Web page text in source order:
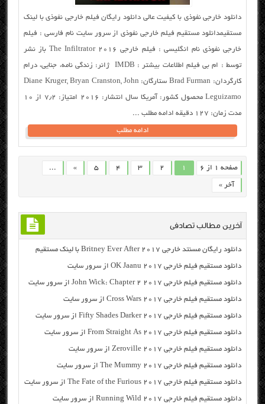
دانلود خارجی نفوذی با کیفیت عالی دانلود رایگان فیلم خارجی نفوذی با لینک
مستقیمدانلود مستقیم فیلم خارجی نفوذی از سرور سایت نام فارسی : فیلم
خارجی نفوذی نام انگلیسی : فیلم خارجی The Infiltrator 2016 باز نشر
توسط : ام بی فیلم اطلاعات بیشتر : IMDB ژانر: زندگی نامه، جنایی، درام
کارگردان: Brad Furman ستارگان: Diane Kruger, Bryan Cranston, John
Leguizamo محصول کشور: آمریکا سال انتشار: ۲۰۱۶ امتیاز: ۷٫۲ از ۱۰
مدت زمان: ۱۲۷ دقیقه ادامه مطلب ...
ادامه مطلب
صفحه 1 از 6 1
2
3
4
5
»
...
آخر »
آخرین مطالب تصادفی
دانلود رایگان مسنتد خارجی Britney Ever After 2017 با لینک مستقیم
دانلود مستقیم فیلم خارجی OK Jaanu 2017 از سرور سایت
دانلود مستقیم فیلم خارجی John Wick: Chapter 2 2017 از سرور سایت
دانلود مستقیم فیلم خارجی Cross Wars 2017 از سرور سایت
دانلود مستقیم فیلم خارجی Fifty Shades Darker 2017 از سرور سایت
دانلود مستقیم فیلم خارجی From Straight As 2017 از سرور سایت
دانلود مستقیم فیلم خارجی Zeroville 2017 از سرور سایت
دانلود مستقیم فیلم خارجی The Mummy 2017 از سرور سایت
دانلود مستقیم فیلم خارجی The Fate of the Furious 2017 از سرور سایت
دانلود مستقیم فیلم خارجی Running Wild 2017 از سرور سایت